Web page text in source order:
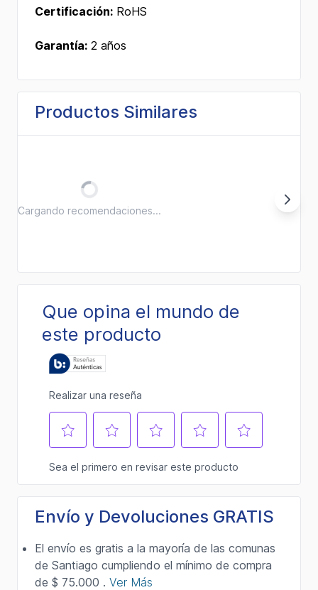
Certificación: RoHS
Garantía: 2 años
Productos Similares
Cargando recomendaciones...
Envío y Devoluciones GRATIS
El envío es gratis a la mayoría de las comunas
de Santiago cumpliendo el mínimo de compra
de $ 75.000 . Ver Más